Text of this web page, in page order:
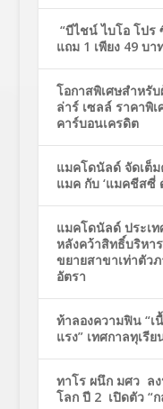
“บีไชน์ ไบโอ โปร
แถม 1 เพียง 49 บา
โอกาสพิเศษสำหรั
ล่าร์ เซลล์ ราคาพิ
คาร์บอนเครดิต
แมคโดนัลด์ จัดเต็
แมค กับ ‘แมคชีสซี่
แมคโดนัลด์ ประเ
หลังคว้าสิทธิ์บริหา
ขยายสาขาเท่าตัว
อัตรา
ท้าลองความฟิน “
แรง” เทศกาลทุเรี
ทาโร ผนึก มศว ล
โลก ปี 2 เปิดตัว “